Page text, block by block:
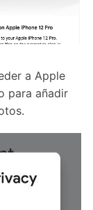
a Apple
para añadir